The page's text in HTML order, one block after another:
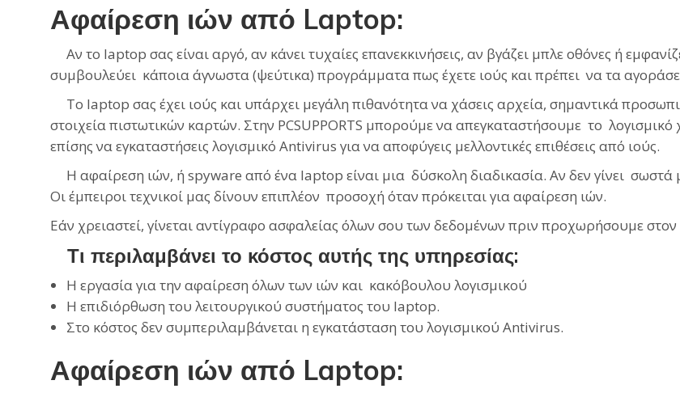
Αφαίρεση ιών από Laptop:
Αν το laptop σας είναι αργό, αν κάνει τυχαίες επανεκκινήσεις, αν βγάζει μπλε οθόνες ή
συμβουλεύει κάποια άγνωστα (ψεύτικα) προγράμματα πως έχετε ιούς και πρέπει να τα
Το laptop σας έχει ιούς και υπάρχει μεγάλη πιθανότητα να χάσεις αρχεία, σημαντικά
στοιχεία πιστωτικών καρτών. Στην PCSUPPORTS μπορούμε να απεγκαταστήσουμε το
επίσης να εγκαταστήσεις λογισμικό Antivirus για να αποφύγεις μελλοντικές επιθέσεις από ιούς.
Η αφαίρεση ιών, ή spyware από ένα laptop είναι μια δύσκολη διαδικασία. Αν δεν γίνει
Οι έμπειροι τεχνικοί μας δίνουν επιπλέον προσοχή όταν πρόκειται για αφαίρεση ιών.
Εάν χρειαστεί, γίνεται αντίγραφο ασφαλείας όλων σου των δεδομένων πριν προχωρήσουμε
Τι περιλαμβάνει το κόστος αυτής της υπηρεσίας:
Η εργασία για την αφαίρεση όλων των ιών και κακόβουλου λογισμικού
Η επιδιόρθωση του λειτουργικού συστήματος του laptop.
Στο κόστος δεν συμπεριλαμβάνεται η εγκατάσταση του λογισμικού Antivirus.
Αφαίρεση ιών από Laptop: